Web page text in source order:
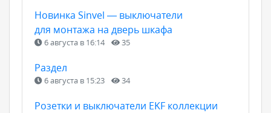
Новинка Sinvel — выключатели
для монтажа на дверь шкафа
6 августа в 16:14 35
Раздел
6 августа в 15:23 34
Розетки и выключатели EKF коллекции